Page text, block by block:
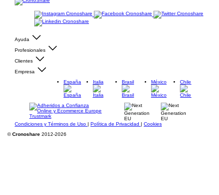
Ayuda
Profesionales
Clientes
Empresa
España
Italia Brasil México Chile
Condiciones y Términos de Uso | Política de Privacidad | Cookies
©Cronoshare 2012-2026